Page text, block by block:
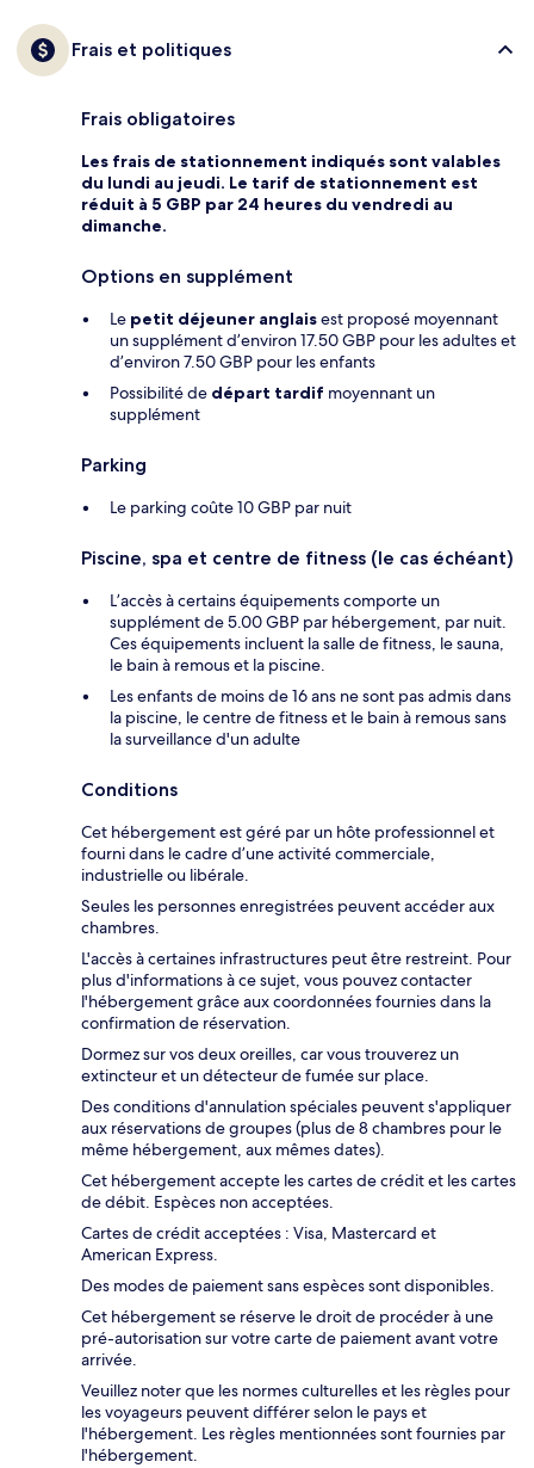
Frais et politiques
Frais obligatoires
Les frais de stationnement indiqués sont valables
du lundi au jeudi. Le tarif de stationnement est
réduit à 5 GBP par 24 heures du vendredi au
dimanche.
Options en supplément
Le petit déjeuner anglaisest proposé moyennant
un supplément d’environ 17.50 GBP pour les adultes et
d’environ 7.50 GBP pour les enfants
Possibilité de départ tardif moyennant un
supplément
Parking
Le parking coûte 10 GBP par nuit
Piscine, spa et centre de fitness (le cas échéant)
L’accès à certains équipements comporte un
supplément de 5.00 GBP par hébergement, par nuit.
Ces équipements incluent la salle de fitness, le sauna,
le bain à remous et la piscine.
Les enfants de moins de 16 ans ne sont pas admis dans
la piscine, le centre de fitness et le bain à remous sans
la surveillance d'un adulte
Conditions
Cet hébergement est géré par un hôte professionnel et
fourni dans le cadre d’une activité commerciale,
industrielle ou libérale.
Seules les personnes enregistrées peuvent accéder aux
chambres.
L'accès à certaines infrastructures peut être restreint. Pour
plus d'informations à ce sujet, vous pouvez contacter
l'hébergement grâce aux coordonnées fournies dans la
confirmation de réservation.
Dormez sur vos deux oreilles, car vous trouverez un
extincteur et un détecteur de fumée sur place.
Des conditions d'annulation spéciales peuvent s'appliquer
aux réservations de groupes (plus de 8 chambres pour le
même hébergement, aux mêmes dates).
Cet hébergement accepte les cartes de crédit et les cartes
de débit. Espèces non acceptées.
Cartes de crédit acceptées : Visa, Mastercard et
American Express.
Des modes de paiement sans espèces sont disponibles.
Cet hébergement se réserve le droit de procéder à une
pré-autorisation sur votre carte de paiement avant votre
arrivée.
Veuillez noter que les normes culturelles et les règles pour
les voyageurs peuvent différer selon le pays et
l'hébergement. Les règles mentionnées sont fournies par
l'hébergement.